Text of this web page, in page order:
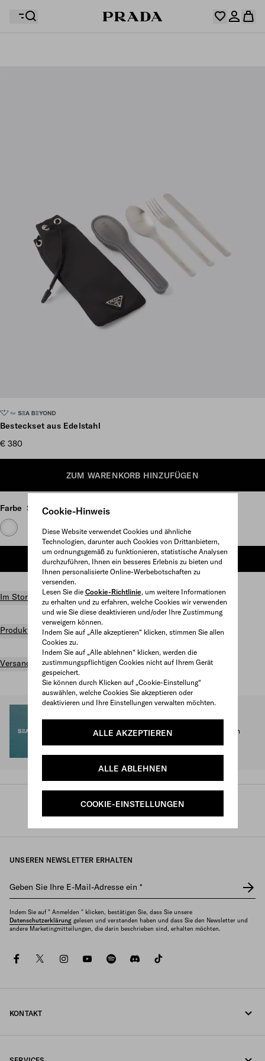
Cookie-Hinweis
Diese Website verwendet Cookies und ähnliche
Technologien, darunter auch Cookies von Drittanbietern,
um ordnungsgemäß zu funktionieren, statistische Analysen
durchzuführen, Ihnen ein besseres Erlebnis zu bieten und
Ihnen personalisierte Online-Werbebotschaften zu
versenden.
Lesen Sie die Cookie-Richtlinie, um weitere Informationen
zu erhalten und zu erfahren, welche Cookies wir verwenden
und wie Sie diese deaktivieren und/oder Ihre Zustimmung
verweigern können.
Indem Sie auf „Alle akzeptieren“ klicken, stimmen Sie allen
Cookies zu.
Indem Sie auf „Alle ablehnen“ klicken, werden die
zustimmungspflichtigen Cookies nicht auf Ihrem Gerät
gespeichert.
Sie können durch Klicken auf „Cookie-Einstellung“
auswählen, welche Cookies Sie akzeptieren oder
deaktivieren und Ihre Einstellungen verwalten möchten.
ALLE AKZEPTIEREN
ALLE ABLEHNEN
COOKIE-EINSTELLUNGEN
Besteckset aus Edelstahl
€ 380
ZUM WARENKORB HINZUFÜGEN
Farbe Schwarz
ZUM WARENKORB HINZUFÜGEN
Im Store suchen
Produktdetails
Versand und Rückgabe gratis
1 % der Erlöse aus der Prada Re-Nylon for Sea Beyond
Kollektion kommen dem zugehörigen Bildungsprogramm
Damen / Lifestyle-accessoires
Spiele und accessoires für zuhause
UNSEREN NEWSLETTER ERHALTEN
Geben Sie Ihre E-Mail-Adresse ein *
Indem Sie auf " Anmelden " klicken, bestätigen Sie, dass Sie unsere
Datenschutzerklärung gelesen und verstanden haben und dass Sie den Newsletter und
andere Marketingmitteilungen, die darin beschrieben sind, erhalten möchten.
facebooktwitterinstagramyoutubespotifydiscord
KONTAKT